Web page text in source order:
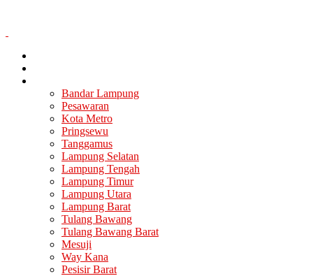
Bandar Lampung
Pesawaran
Kota Metro
Pringsewu
Tanggamus
Lampung Selatan
Lampung Tengah
Lampung Timur
Lampung Utara
Lampung Barat
Tulang Bawang
Tulang Bawang Barat
Mesuji
Way Kana
Pesisir Barat